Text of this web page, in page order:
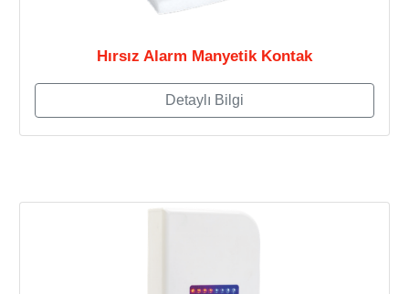
Hırsız Alarm Manyetik Kontak
Detaylı Bilgi